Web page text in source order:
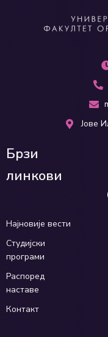
Јове
Брзи
линкови
Најновије вести
Студијски
програми
Распоред
наставе
Контакт